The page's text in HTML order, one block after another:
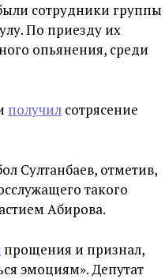
сотрудники группы
По приезду их
опьянения, среди
получил сотрясение
Султанбаев, отметив,
такого
Абирова.
прощения и признал,
эмоциям». Депутат